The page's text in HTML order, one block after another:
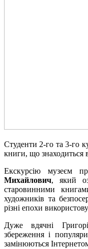
Студенти 2-го та 3-го
книги, що знаходиться
Екскурсію музеєм
Михайлович, який
старовинними
художників та
різні епохи
Дуже вдячні
збереження і
замінюються